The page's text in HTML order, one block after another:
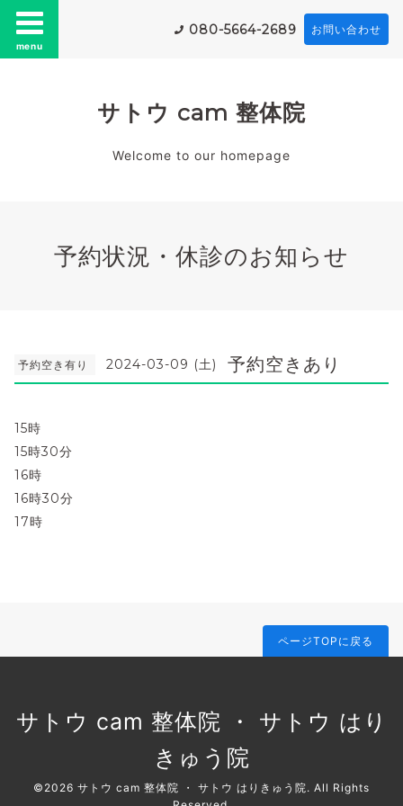
menu
080-5664-2689 お問い合わせ
サトウ cam 整体院
Welcome to our homepage
予約状況・休診のお知らせ
予約空き有り 2024-03-09 (土) 予約空きあり
15時
15時30分
16時
16時30分
17時
ページTOPに戻る
サトウ cam 整体院 ・ サトウ はり
きゅう院
©2026 サトウ cam 整体院 ・ サトウ はりきゅう院. All Rights